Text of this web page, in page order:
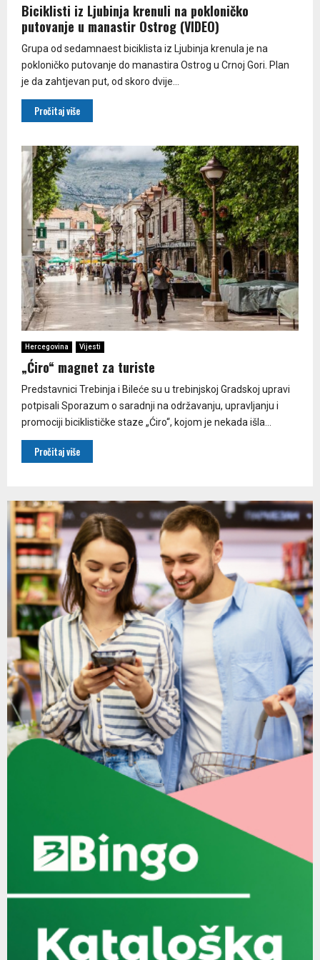
Biciklisti iz Ljubinja krenuli na pokloničko
putovanje u manastir Ostrog (VIDEO)
Grupa od sedamnaest biciklista iz Ljubinja krenula je na
pokloničko putovanje do manastira Ostrog u Crnoj Gori. Plan
je da zahtjevan put, od skoro dvije...
Pročitaj više
Hercegovina Vijesti
„Ćiro“ magnet za turiste
Predstavnici Trebinja i Bileće su u trebinjskoj Gradskoj upravi
potpisali Sporazum o saradnji na održavanju, upravljanju i
promociji biciklističke staze „Ćiro“, kojom je nekada išla...
Pročitaj više